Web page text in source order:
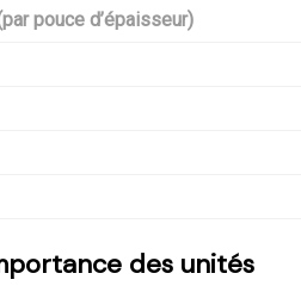
pouce d’épaisseur)
des unités